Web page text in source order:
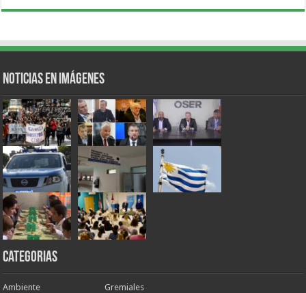
Noticias en Imágenes
Categorias
Ambiente Gremiales